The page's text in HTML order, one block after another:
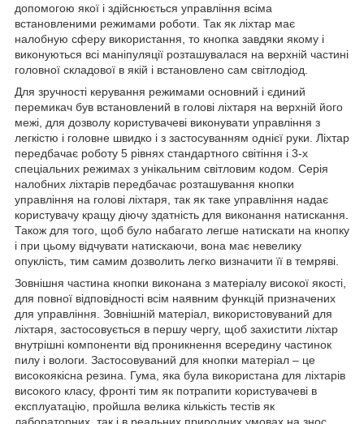
допомогою якої і здійснюється управління всіма
встановленими режимами роботи. Так як ліхтар має
налобную сферу використання, то кнопка завдяки якому і
виконуються всі маніпуляції розташувалася на верхній частині
головної складової в якій і встановлено сам світлодіод.
Для зручності керування режимами основний і єдиний
перемикач був встановлений в голові ліхтаря на верхній його
межі, для дозволу користувачеві виконувати управління з
легкістю і головне швидко і з застосуванням однієї руки. Ліхтар
передбачає роботу 5 рівнях стандартного світіння і 3-х
спеціальних режимах з унікальним світловим кодом. Серія
налобних ліхтарів передбачає розташування кнопки
управління на голові ліхтаря, так як таке управління надає
користувачу кращу діючу здатність для виконання натискання.
Також для того, щоб було набагато легше натискати на кнопку
і при цьому відчувати натискаючи, вона має невелику
опуклість, тим самим дозволить легко визначити її в темряві.
Зовнішня частина кнопки виконана з матеріалу високої якості,
для повної відповідності всім наявним функцій призначених
для управління. Зовнішній матеріал, використовуваний для
ліхтаря, застосовується в першу чергу, щоб захистити ліхтар
внутрішні компоненти від проникнення всередину частинок
пилу і вологи. Застосовуваний для кнопки матеріал – це
високоякісна резина. Гума, яка була використана для ліхтарів
високого класу, фронті тим як потрапити користувачеві в
експлуатацію, пройшла велика кількість тестів як